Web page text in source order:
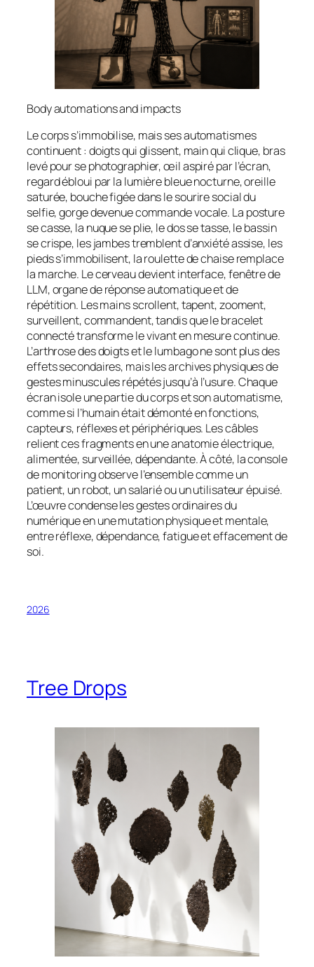
Body automations and impacts
Le corps s’immobilise, mais ses automatismes
continuent : doigts qui glissent, main qui clique, bras
levé pour se photographier, œil aspiré par l’écran,
regard ébloui par la lumière bleue nocturne, oreille
saturée, bouche figée dans le sourire social du
selfie, gorge devenue commande vocale. La posture
se casse, la nuque se plie, le dos se tasse, le bassin
se crispe, les jambes tremblent d’anxiété assise, les
pieds s’immobilisent, la roulette de chaise remplace
la marche. Le cerveau devient interface, fenêtre de
LLM, organe de réponse automatique et de
répétition. Les mains scrollent, tapent, zooment,
surveillent, commandent, tandis que le bracelet
connecté transforme le vivant en mesure continue.
L’arthrose des doigts et le lumbago ne sont plus des
effets secondaires, mais les archives physiques de
gestes minuscules répétés jusqu’à l’usure. Chaque
écran isole une partie du corps et son automatisme,
comme si l’humain était démonté en fonctions,
capteurs, réflexes et périphériques. Les câbles
relient ces fragments en une anatomie électrique,
alimentée, surveillée, dépendante. À côté, la console
de monitoring observe l’ensemble comme un
patient, un robot, un salarié ou un utilisateur épuisé.
L’œuvre condense les gestes ordinaires du
numérique en une mutation physique et mentale,
entre réflexe, dépendance, fatigue et effacement de
soi.
2026
Tree Drops